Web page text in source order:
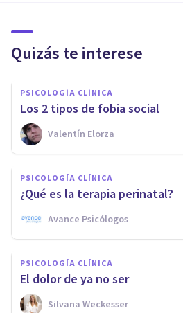
Quizás te interese
PSICOLOGÍA CLÍNICA
Los 2 tipos de fobia social
Valentín Elorza
PSICOLOGÍA CLÍNICA
¿Qué es la terapia perinatal?
Avance Psicólogos
PSICOLOGÍA CLÍNICA
El dolor de ya no ser
Silvana Weckesser